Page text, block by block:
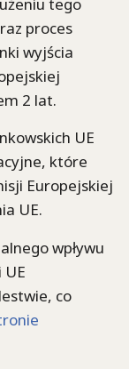
proces
wyjścia
2 lat.
UE
które
Europejskiej
UE.
wpływu
co